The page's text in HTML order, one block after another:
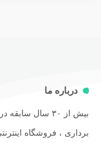
درباره ما
بیش از ۳۰ سال
برداری ، فروشگاه